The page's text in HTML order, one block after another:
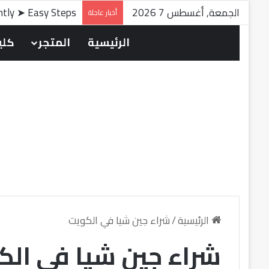
الجمعة, أغسطس 7 2026 أخبار عاجلة ➤ Easy Steps
الرئيسية المتجر
الرئيسية/شراء جين شيا في الكويت
شراء جين شيا في